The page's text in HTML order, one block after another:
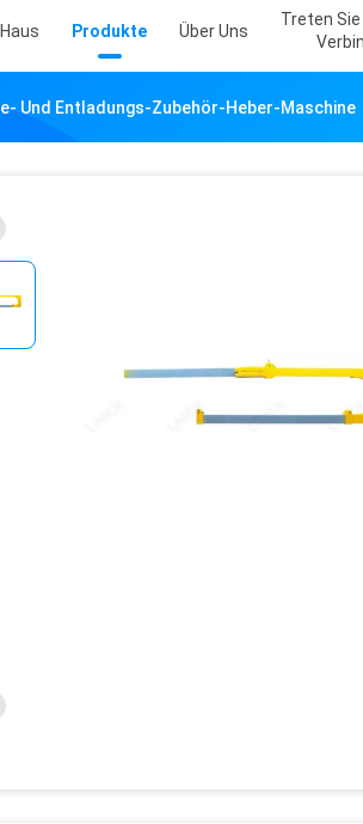
Haus Produkte Über Uns
Treten
Und Entladungs-Zubehör-Heber-Maschine